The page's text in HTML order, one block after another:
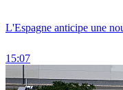
L'Espagne anticipe une
15:07